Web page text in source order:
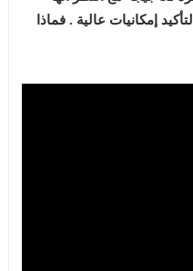
إمكانيات عالية . فماذا